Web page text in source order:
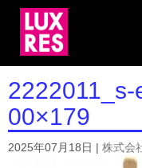
00×179
2025年07月18日 株式会